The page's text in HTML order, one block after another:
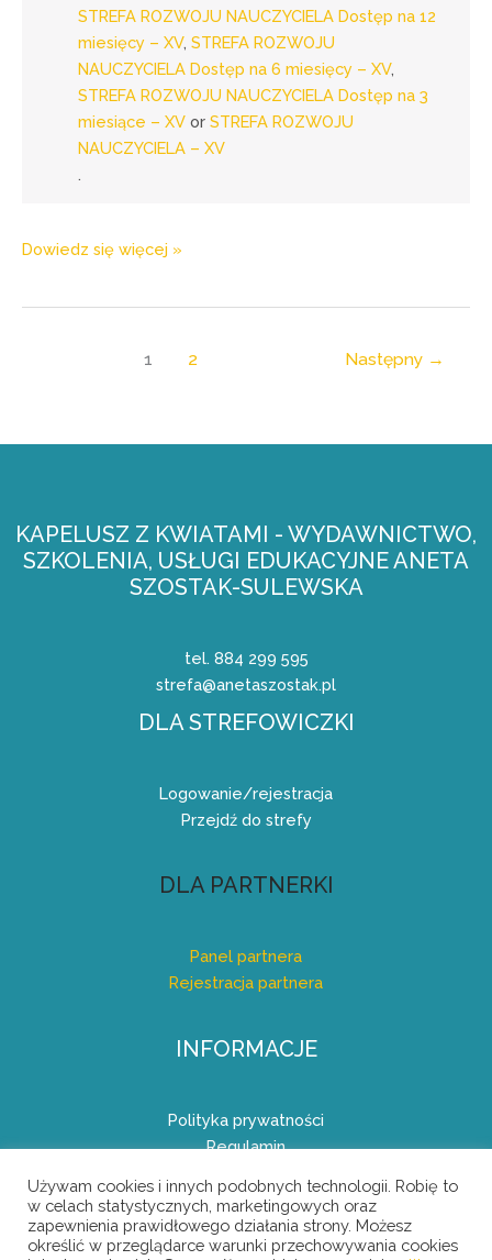
STREFA ROZWOJU NAUCZYCIELA Dostęp na 12
miesięcy – XV,STREFA ROZWOJU
NAUCZYCIELA Dostęp na 6 miesięcy – XV,
STREFA ROZWOJU NAUCZYCIELA Dostęp na 3
miesiące – XV orSTREFA ROZWOJU
NAUCZYCIELA – XV
.
Dowiedz się więcej »
1 2 Następny →
KAPELUSZ Z KWIATAMI - WYDAWNICTWO,
SZKOLENIA, USŁUGI EDUKACYJNE ANETA
SZOSTAK-SULEWSKA
tel. 884 299 595
strefa@anetaszostak.pl
DLA STREFOWICZKI
Logowanie/rejestracja
Przejdź do strefy
DLA PARTNERKI
Panel partnera
Rejestracja partnera
INFORMACJE
Polityka prywatności
Regulamin
Używam cookies i innych podobnych technologii. Robię to
w celach statystycznych, marketingowych oraz
zapewnienia prawidłowego działania strony. Możesz
określić w przeglądarce warunki przechowywania cookies